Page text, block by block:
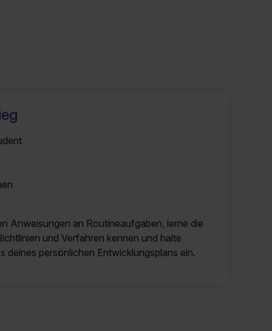
Anweisungen an Routineaufgaben, lerne die
und Verfahren kennen und halte
deines persönlichen Entwicklungsplans ein.